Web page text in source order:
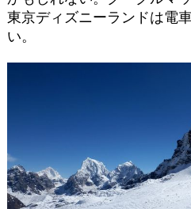
東京ディズニーランドは電
い。